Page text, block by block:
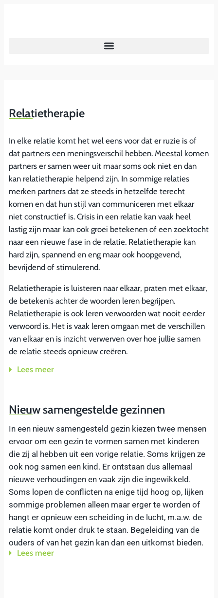
Relatietherapie
In elke relatie komt het wel eens voor dat er ruzie is of
dat partners een meningsverschil hebben. Meestal komen
partners er samen weer uit maar soms ook niet en dan
kan relatietherapie helpend zijn. In sommige relaties
merken partners dat ze steeds in hetzelfde terecht
komen en dat hun stijl van communiceren met elkaar
niet constructief is. Crisis in een relatie kan vaak heel
lastig zijn maar kan ook groei betekenen of een zoektocht
naar een nieuwe fase in de relatie. Relatietherapie kan
hard zijn, spannend en eng maar ook hoopgevend,
bevrijdend of stimulerend.
Relatietherapie is luisteren naar elkaar, praten met elkaar,
de betekenis achter de woorden leren begrijpen.
Relatietherapie is ook leren verwoorden wat nooit eerder
verwoord is. Het is vaak leren omgaan met de verschillen
van elkaar en is inzicht verwerven over hoe jullie samen
de relatie steeds opnieuw creëren.
Lees meer
Nieuw samengestelde gezinnen
In een nieuw samengesteld gezin kiezen twee mensen
ervoor om een gezin te vormen samen met kinderen
die zij al hebben uit een vorige relatie. Soms krijgen ze
ook nog samen een kind. Er ontstaan dus allemaal
nieuwe verhoudingen en vaak zijn die ingewikkeld.
Soms lopen de conflicten na enige tijd hoog op, lijken
sommige problemen alleen maar erger te worden of
hangt er opnieuw een scheiding in de lucht, m.a.w. de
relatie komt onder druk te staan. Begeleiding van de
ouders of van het gezin kan dan een uitkomst bieden.
Lees meer